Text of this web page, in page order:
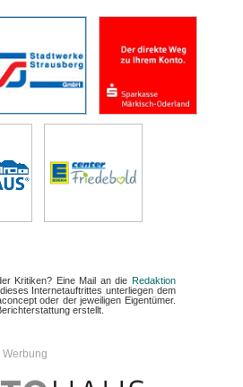
Kritiken? Eine Mail an die Redaktion
Internetauftrittes unterliegen dem
oder der jeweiligen Eigentümer.
erstellt.
Werbung